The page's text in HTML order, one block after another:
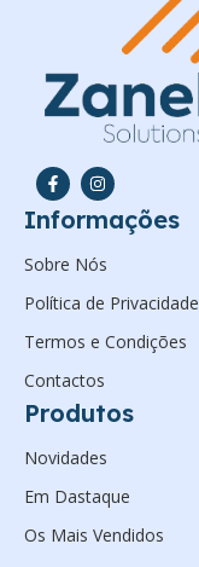
Informações
Sobre Nós
Política de Privacidade
Termos e Condições
Contactos
Produtos
Novidades
Em Dastaque
Os Mais Vendidos